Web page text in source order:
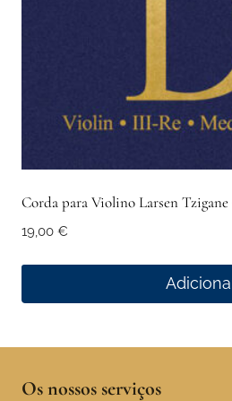
Corda para Violino Larsen Tzigane
19,00 €
Os nossos serviços